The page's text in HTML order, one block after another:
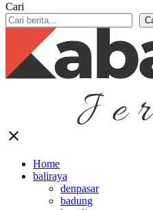
Cari
close
Home
baliraya
denpasar
badung